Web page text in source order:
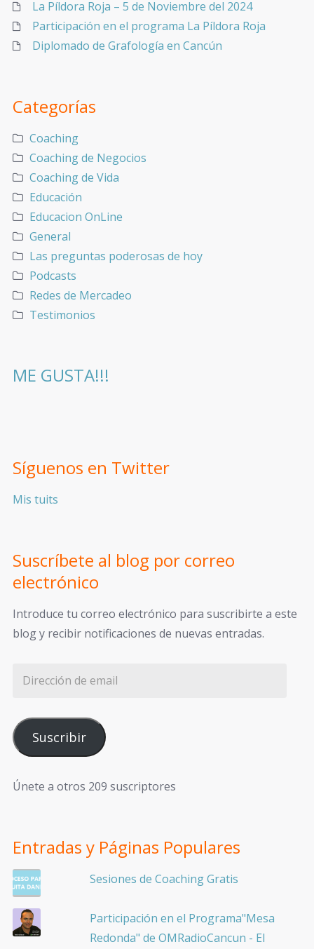
La Píldora Roja – 5 de Noviembre del 2024
Participación en el programa La Píldora Roja
Diplomado de Grafología en Cancún
Categorías
Coaching
Coaching de Negocios
Coaching de Vida
Educación
Educacion OnLine
General
Las preguntas poderosas de hoy
Podcasts
Redes de Mercadeo
Testimonios
ME GUSTA!!!
Síguenos en Twitter
Mis tuits
Suscríbete al blog por correo
electrónico
Introduce tu correo electrónico para suscribirte a este
blog y recibir notificaciones de nuevas entradas.
Suscribir
Únete a otros 209 suscriptores
Entradas y Páginas Populares
Sesiones de Coaching Gratis
Participación en el Programa"Mesa
Redonda" de OMRadioCancun - El